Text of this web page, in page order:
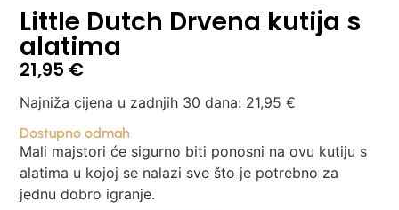
Little Dutch Drvena kutija s
alatima
21,95 €
Najniža cijena u zadnjih 30 dana: 21,95€
Dostupno odmah
Mali majstori će sigurno biti ponosni na ovu kutiju s
alatima u kojoj se nalazi sve što je potrebno za
jednu dobro igranje.